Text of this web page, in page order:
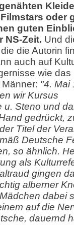
oder
guten
NS-Zeit. Und
die Autorin
auch auf
wie das
"4. Mai
wir Kursus
u. Steno und
gedrückt,
Titel der
Deutsche
so ähnlich.
als
gingen
alberner
dabei
auf die
dauernd